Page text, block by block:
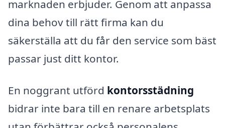
marknaden erbjuder. Genom att anpassa
dina behov till rätt firma kan du
säkerställa att du får den service som bäst
passar just ditt kontor.
En noggrant utförd kontorsstädning
bidrar inte bara till en renare arbetsplats